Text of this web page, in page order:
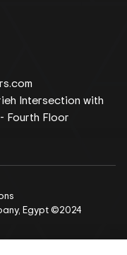
Intersection with
Fourth Floor
Egypt ©2024